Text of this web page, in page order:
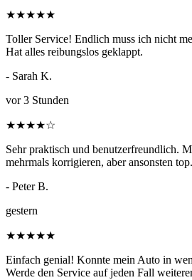
★★★★★
Toller Service! Endlich muss ich nicht
Hat alles reibungslos geklappt.
- Sarah K.
vor 3 Stunden
★★★★☆
Sehr praktisch und benutzerfreundlich.
mehrmals korrigieren, aber ansonsten top.
- Peter B.
gestern
★★★★★
Einfach genial! Konnte mein Auto in
Werde den Service auf jeden Fall